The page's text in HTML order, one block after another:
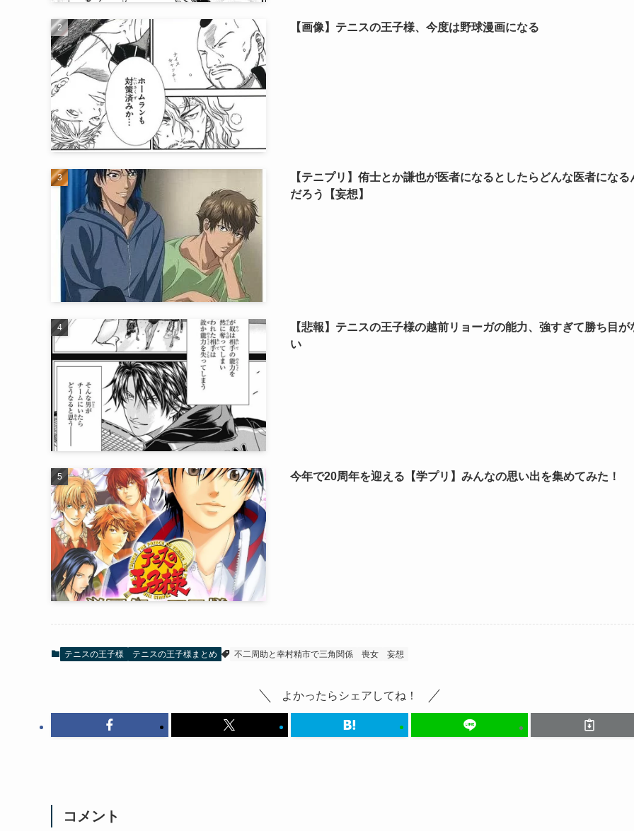
【画像】テニスの王子様、今度は野球漫画になる
【テニプリ】侑士とか謙也が医者になるとしたらどんな医者になる
だろう【妄想】
【悲報】テニスの王子様の越前リョーガの能力、強すぎて勝ち目が
い
今年で20周年を迎える【学プリ】みんなの思い出を集めてみた！
テニスの王子様 テニスの王子様まとめ 不二周助と幸村精市で三角関係 喪女 妄想
よかったらシェアしてね！
コメント